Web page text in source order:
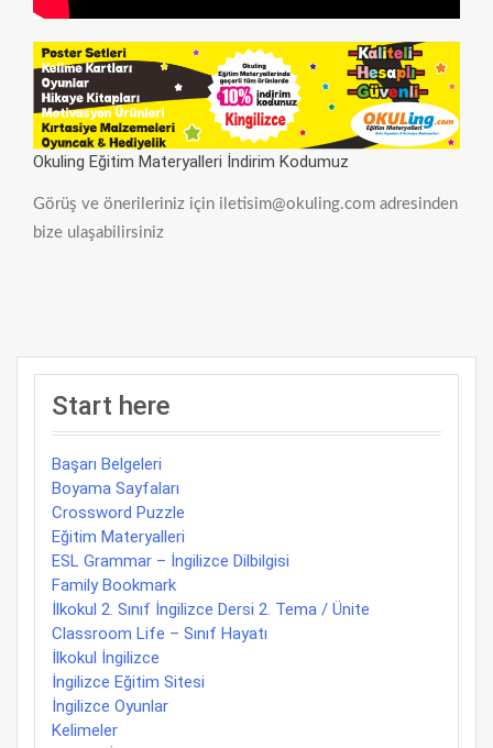
Okuling Eğitim Materyalleri İndirim Kodumuz
Görüş ve önerileriniz için iletisim@okuling.com adresinden
bize ulaşabilirsiniz
Start here
Başarı Belgeleri
Boyama Sayfaları
Crossword Puzzle
Eğitim Materyalleri
ESL Grammar – İngilizce Dilbilgisi
Family Bookmark
İlkokul 2. Sınıf İngilizce Dersi 2. Tema / Ünite
Classroom Life – Sınıf Hayatı
İlkokul İngilizce
İngilizce Eğitim Sitesi
İngilizce Oyunlar
Kelimeler